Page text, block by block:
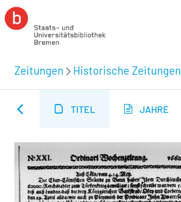
Zeitungen Historische Zeitungen
TITEL JAHRE